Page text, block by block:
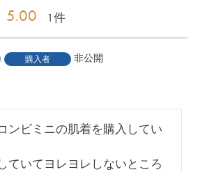
5.00 1
購入者
非公開
ンビミニの肌着を購入してい
ていてヨレヨレしないところ